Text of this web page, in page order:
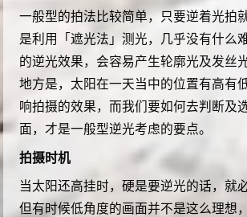
一般型的拍法比较简单，只要逆着光拍
是利用「遮光法」测光，几乎没有什么
的逆光效果，会容易产生轮廓光及发丝
地方是，太阳在一天当中的位置有高有
响拍摄的效果，而我们要如何去判断及
面，才是一般型逆光考虑的要点。
拍摄时机
当太阳还高挂时，硬是要逆光的话，就
但有时候低角度的画面并不是这么理想